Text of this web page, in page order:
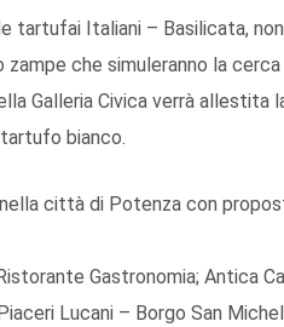
tartufai Italiani – Basilicata,
che simuleranno la
Galleria Civica verrà allestita
bianco.
città di Potenza con
Gastronomia; Antica
Lucani – Borgo San